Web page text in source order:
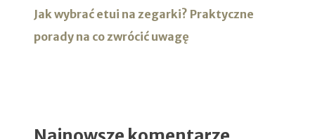
Jak wybrać etui na zegarki? Praktyczne
porady na co zwrócić uwagę